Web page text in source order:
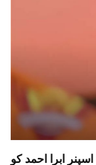
ابرا احمد کو